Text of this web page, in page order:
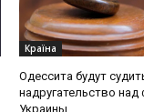
Країна
Одессита будут
надругательство над
Украины